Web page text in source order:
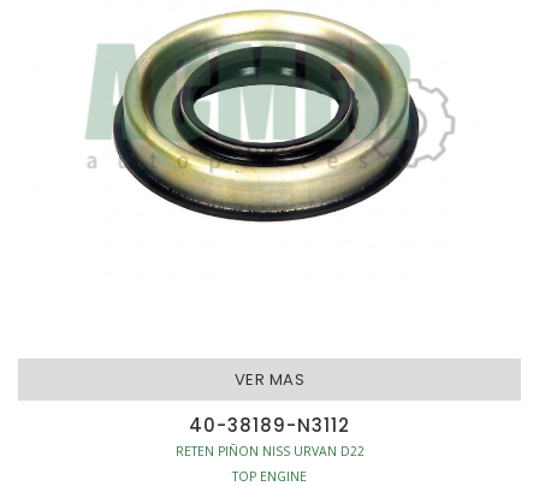
VER MAS
40-38189-N3112
RETEN PIÑON NISS URVAN D22
TOP ENGINE